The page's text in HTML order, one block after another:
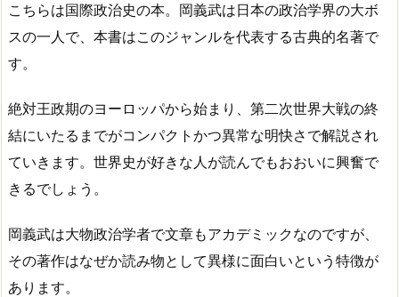
こちらは国際政治史の本。岡義武は日本の政治学界の大ボ
スの一人で、本書はこのジャンルを代表する古典的名著で
す。
絶対王政期のヨーロッパから始まり、第二次世界大戦の終
結にいたるまでがコンパクトかつ異常な明快さで解説され
ていきます。世界史が好きな人が読んでもおおいに興奮で
きるでしょう。
岡義武は大物政治学者で文章もアカデミックなのですが、
その著作はなぜか読み物として異様に面白いという特徴が
あります。